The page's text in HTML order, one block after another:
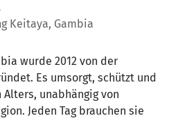
Keitaya, Gambia
wurde 2012 von der
Es umsorgt, schützt und
unabhängig von
Jeden Tag brauchen sie